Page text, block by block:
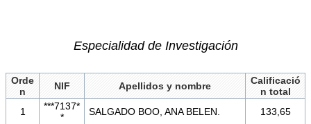
Especialidad de Investigación
Orde
n
NIF Apellidos y nombre
Calificació
n total
1
***7137*
*
SALGADO BOO, ANA BELEN. 133,65